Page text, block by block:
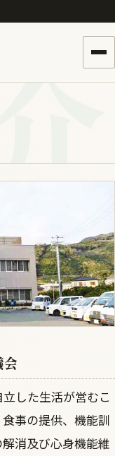
会
した生活が営むこ
事の提供、機能訓
消及び心身機能維